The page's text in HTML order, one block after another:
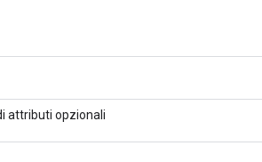
attributi opzionali